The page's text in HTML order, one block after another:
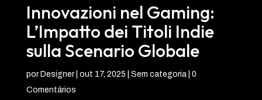
Innovazioni nel Gaming:
L’Impatto dei Titoli Indie
sulla Scenario Globale
por Designer| out 17, 2025 | Sem categoria | 0
Comentários